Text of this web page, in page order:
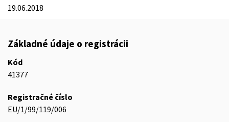
19.06.2018
Základné údaje o registrácii
Kód
41377
Registračné číslo
EU/1/99/119/006